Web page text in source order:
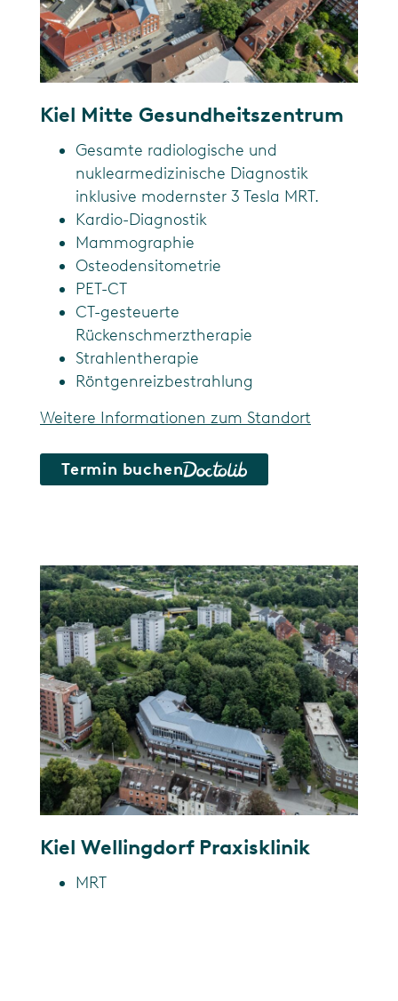
Kiel Mitte Gesundheitszentrum
Gesamte radiologische und
nuklearmedizinische Diagnostik
inklusive modernster 3 Tesla MRT.
Kardio-Diagnostik
Mammographie
Osteodensitometrie
PET-CT
CT-gesteuerte
Rückenschmerztherapie
Strahlentherapie
Röntgenreizbestrahlung
Weitere Informationen zum Standort
Termin buchen
Kiel Wellingdorf Praxisklinik
MRT